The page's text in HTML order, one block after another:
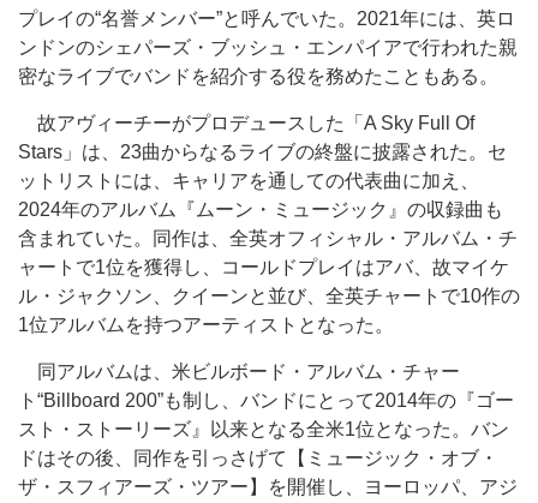
プレイの“名誉メンバー”と呼んでいた。2021年には、英ロ
ンドンのシェパーズ・ブッシュ・エンパイアで行われた親
密なライブでバンドを紹介する役を務めたこともある。
故アヴィーチーがプロデュースした「A Sky Full Of
Stars」は、23曲からなるライブの終盤に披露された。セ
ットリストには、キャリアを通しての代表曲に加え、
2024年のアルバム『ムーン・ミュージック』の収録曲も
含まれていた。同作は、全英オフィシャル・アルバム・チ
ャートで1位を獲得し、コールドプレイはアバ、故マイケ
ル・ジャクソン、クイーンと並び、全英チャートで10作の
1位アルバムを持つアーティストとなった。
同アルバムは、米ビルボード・アルバム・チャー
ト“Billboard 200”も制し、バンドにとって2014年の『ゴー
スト・ストーリーズ』以来となる全米1位となった。バン
ドはその後、同作を引っさげて【ミュージック・オブ・
ザ・スフィアーズ・ツアー】を開催し、ヨーロッパ、アジ